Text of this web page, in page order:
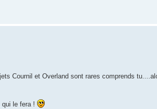
Cournil et Overland sont rares comprends
le fera !